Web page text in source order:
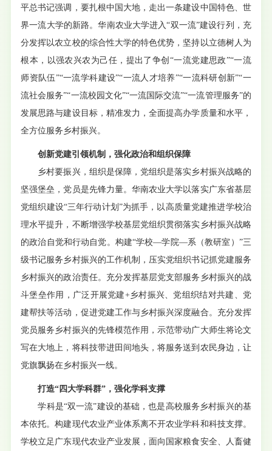
平总书记强调，要扎根中国大地，走出一条建设中国特色、世
界一流大学的新路。华南农业大学进入“双一流”建设行列，充
分发挥以农立校的综合性大学的特色优势，坚持以立德树人为
根本，以强农兴农为己任，提出了争创“一流党建思政”“一流
师资队伍”“一流学科建设”“一流人才培养”“一流科研创新”“一
流社会服务”“一流校园文化”“一流国际交流”“一流管理服务”的
发展思路与建设目标，精准发力，全面提高办学质量和水平，
全方位服务乡村振兴。
创新党建引领机制，强化政治和组织保障
乡村要振兴，组织是保障，党组织是落实乡村振兴战略的
坚强堡垒，党员是先锋力量。华南农业大学以落实广东省基层
党组织建设“三年行动计划”为抓手，以高质量党建推进学校治
理水平提升，不断增强学校基层党组织贯彻落实乡村振兴战略
的政治自觉和行动自觉。构建“学校—学院—系（教研室）”三
级书记服务乡村振兴的工作机制，压实党组织书记抓党建服务
乡村振兴的政治责任。充分发挥基层党支部服务乡村振兴的战
斗堡垒作用，广泛开展党建+乡村振兴、党组织结对共建、党
建帮扶等活动，促进党建工作与乡村振兴深度融合。充分发挥
党员服务乡村振兴的先锋模范作用，示范带动广大师生将论文
写在大地上，将科技带进田间地头，将服务送到农民身边，让
党旗飘扬在乡村振兴一线。
打造“四大学科群”，强化学科支撑
学科是“双一流”建设的基础，也是高校服务乡村振兴的基
本依托。构建现代农业产业体系离不开农业学科和科技支撑。
学校立足广东现代农业产业发展，面向国家粮食安全、人畜健